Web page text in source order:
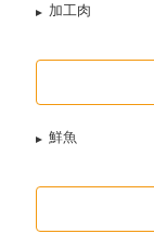
加工肉
鮮魚